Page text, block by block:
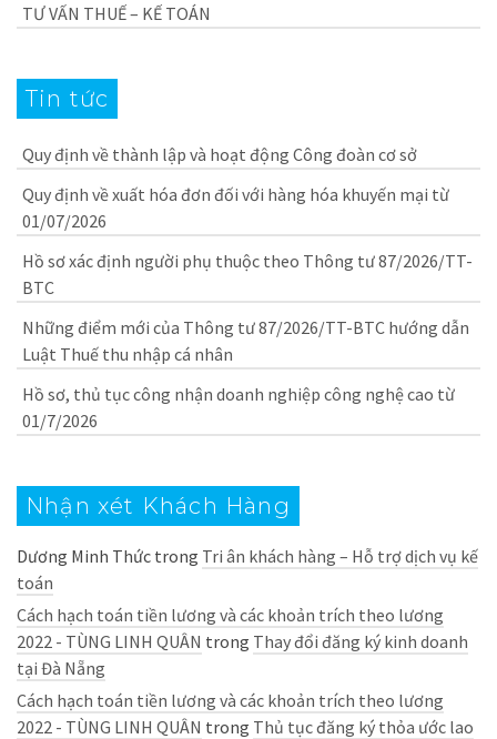
TƯ VẤN THUẾ – KẾ TOÁN
Tin tức
Quy định về thành lập và hoạt động Công đoàn cơ sở
Quy định về xuất hóa đơn đối với hàng hóa khuyến mại từ
01/07/2026
Hồ sơ xác định người phụ thuộc theo Thông tư 87/2026/TT-
BTC
Những điểm mới của Thông tư 87/2026/TT-BTC hướng dẫn
Luật Thuế thu nhập cá nhân
Hồ sơ, thủ tục công nhận doanh nghiệp công nghệ cao từ
01/7/2026
Nhận xét Khách Hàng
Dương Minh Thức trong Tri ân khách hàng – Hỗ trợ dịch vụ kế
toán
Cách hạch toán tiền lương và các khoản trích theo lương
2022 - TÙNG LINH QUÂN trong Thay đổi đăng ký kinh doanh
tại Đà Nẵng
Cách hạch toán tiền lương và các khoản trích theo lương
2022 - TÙNG LINH QUÂN trong Thủ tục đăng ký thỏa ước lao